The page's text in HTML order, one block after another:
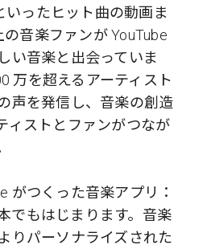
いったヒット曲の動画ま
音楽ファンが YouTube
い音楽と出会っていま
万を超えるアーティスト
声を発信し、音楽の創造
ィストとファンがつなが
がつくった音楽アプリ：
でもはじまります。音楽
りパーソナライズされた